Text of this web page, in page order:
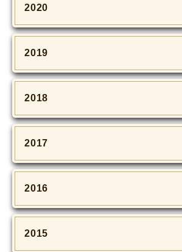
2020
2019
2018
2017
2016
2015